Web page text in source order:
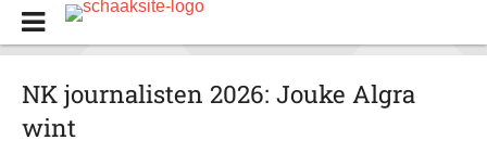
NK journalisten 2026: Jouke Algra
wint